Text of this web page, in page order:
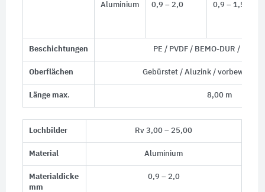
Aluminium 0,9 – 2,0 0,9 – 1,5
Beschichtungen PE / PVDF / BEMO-DUR /
Oberflächen Gebürstet / Aluzink / vorbewittert
Länge max. 8,00 m
Lochbilder Rv 3,00 – 25,00
Material Aluminium
Materialdicke
mm
0,9 – 2,0